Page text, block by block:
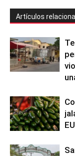
Artículos
EU